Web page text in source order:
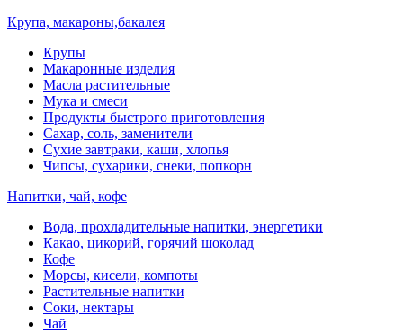
Крупа, макароны,бакалея
Крупы
Макаронные изделия
Масла растительные
Мука и смеси
Продукты быстрого приготовления
Сахар, соль, заменители
Сухие завтраки, каши, хлопья
Чипсы, сухарики, снеки, попкорн
Напитки, чай, кофе
Вода, прохладительные напитки, энергетики
Какао, цикорий, горячий шоколад
Кофе
Морсы, кисели, компоты
Растительные напитки
Соки, нектары
Чай